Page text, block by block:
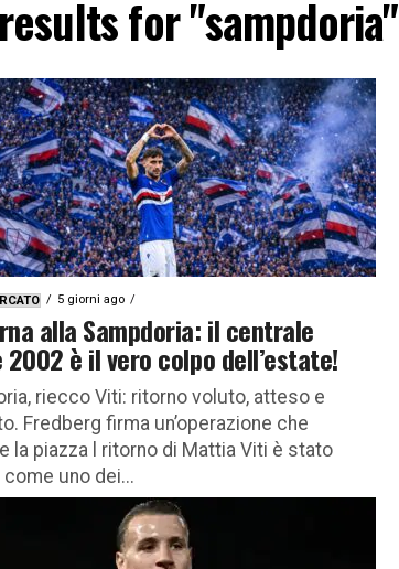
for "sampdoria"
5 giorni ago
alla Sampdoria: il centrale
2002 è il vero colpo dell’estate!
riecco Viti: ritorno voluto, atteso e
Fredberg firma un’operazione che
la piazza l ritorno di Mattia Viti è stato
uno dei...